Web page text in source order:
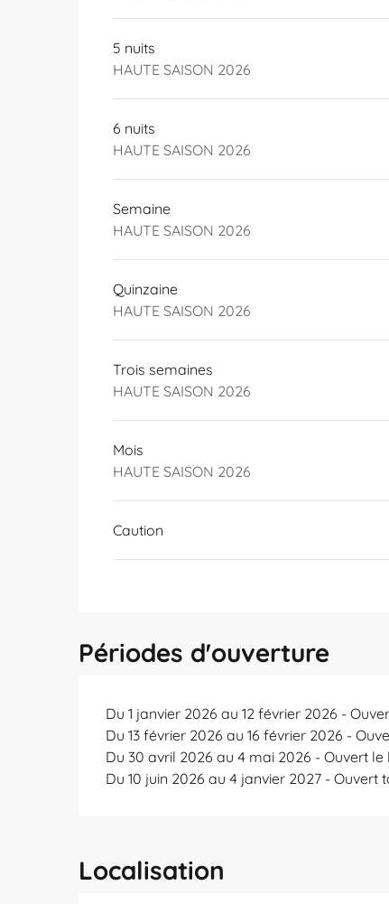
5 nuits
HAUTE SAISON 2026
6 nuits
HAUTE SAISON 2026
Semaine
HAUTE SAISON 2026
Quinzaine
HAUTE SAISON 2026
Trois semaines
HAUTE SAISON 2026
Mois
HAUTE SAISON 2026
Caution
Périodes d'ouverture
Du 1 janvier 2026 au 12 février 2026 -
Du 13 février 2026 au 16 février 2026 -
Du 30 avril 2026 au 4 mai 2026 - Ouvert
Du 10 juin 2026 au 4 janvier 2027 - Ouvert
Localisation